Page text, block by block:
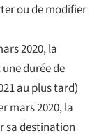
ou de modifier
2020, la
durée de
au plus tard)
mars 2020, la
sa destination